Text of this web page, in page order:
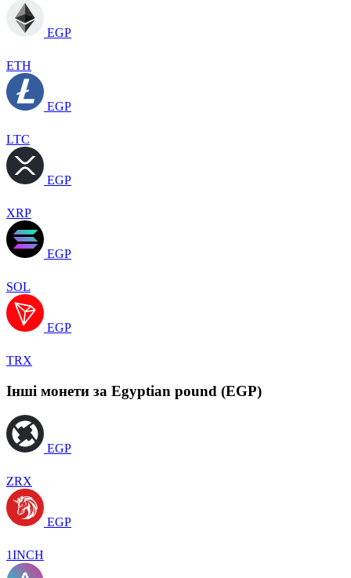
EGP
ETH
EGP
LTC
EGP
XRP
EGP
SOL
EGP
TRX
Інші монети за Egyptian pound (EGP)
EGP
ZRX
EGP
1INCH